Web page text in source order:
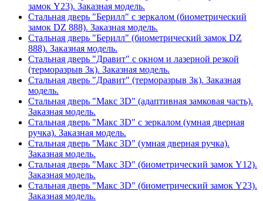
замок Y23). Заказная модель.
Стальная дверь "Берилл" с зеркалом (биометрический
замок DZ 888). Заказная модель.
Стальная дверь "Берилл" (биометрический замок DZ
888). Заказная модель.
Стальная дверь "Дравит" с окном и лазерной резкой
(терморазрыв 3к). Заказная модель.
Стальная дверь "Дравит" (терморазрыв 3к). Заказная
модель.
Стальная дверь "Макс 3D" (адаптивная замковая часть).
Заказная модель.
Стальная дверь "Макс 3D" с зеркалом (умная дверная
ручка). Заказная модель.
Стальная дверь "Макс 3D" (умная дверная ручка).
Заказная модель.
Стальная дверь "Макс 3D" (биометрический замок Y12).
Заказная модель.
Стальная дверь "Макс 3D" (биометрический замок Y23).
Заказная модель.